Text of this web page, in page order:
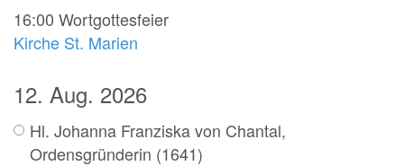
16:00 Wortgottesfeier
Kirche St. Marien
12. Aug. 2026
Hl. Johanna Franziska von Chantal,
Ordensgründerin (1641)